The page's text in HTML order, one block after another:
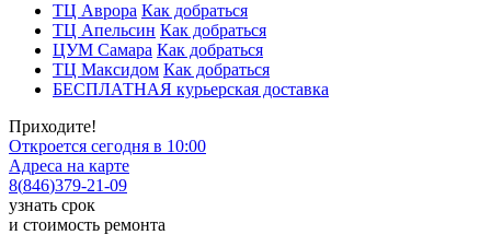
ТЦ Аврора Как добраться
ТЦ Апельсин Как добраться
ЦУМ Самара Как добраться
ТЦ Максидом Как добраться
БЕСПЛАТНАЯ курьерская доставка
Приходите!
Откроется сегодня в 10:00
Адреса на карте
8(846)379-21-09
узнать срок
и стоимость ремонта